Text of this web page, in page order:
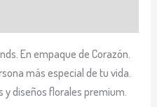
En empaque de Corazón.
más especial de tu vida.
diseños florales premium.